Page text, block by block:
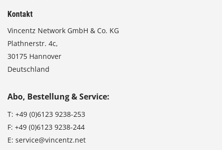
Kontakt
Vincentz Network GmbH & Co. KG
Plathnerstr. 4c,
30175 Hannover
Deutschland
Abo, Bestellung & Service:
T: +49 (0)6123 9238-253
F: +49 (0)6123 9238-244
E: service@vincentz.net